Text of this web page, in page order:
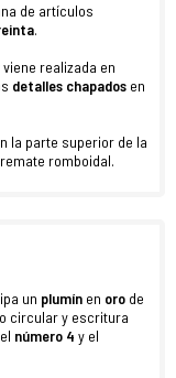
de artículos
.
viene realizada en
detalles chapados en
la parte superior de la
romboidal.
un plumín en oro de
circular y escritura
número 4 y el